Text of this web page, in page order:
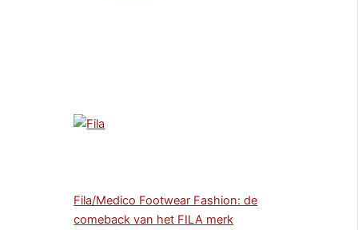
Fila/Medico Footwear Fashion: de
comeback van het FILA merk